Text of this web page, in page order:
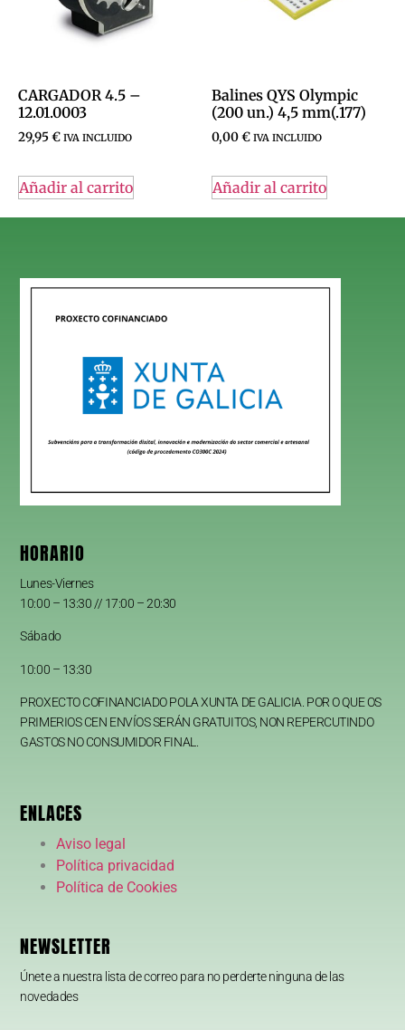
CARGADOR 4.5 –
12.01.0003
29,95€ IVA INCLUIDO
Añadir al carrito
Balines QYS Olympic
(200 un.) 4,5 mm(.177)
0,00€ IVA INCLUIDO
Añadir al carrito
HORARIO
Lunes-Viernes
10:00 – 13:30 // 17:00 – 20:30
Sábado
10:00 – 13:30
PROXECTO COFINANCIADO POLA XUNTA DE GALICIA. POR O QUE OS
PRIMERIOS CEN ENVÍOS SERÁN GRATUITOS, NON REPERCUTINDO
GASTOS NO CONSUMIDOR FINAL.
ENLACES
Aviso legal
Política privacidad
Política de Cookies
NEWSLETTER
Únete a nuestra lista de correo para no perderte ninguna de las
novedades